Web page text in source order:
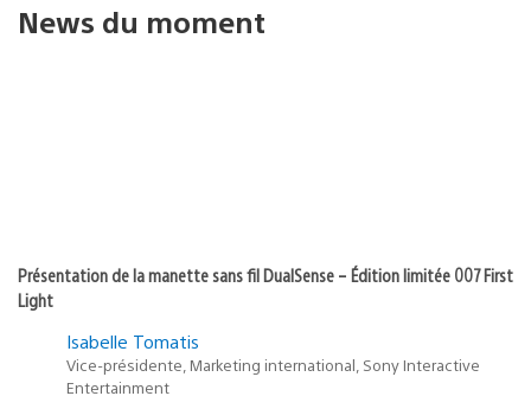
News du moment
Présentation de la manette sans fil DualSense – Édition limitée 007 First
Light
Isabelle Tomatis
Vice-présidente, Marketing international, Sony Interactive
Entertainment